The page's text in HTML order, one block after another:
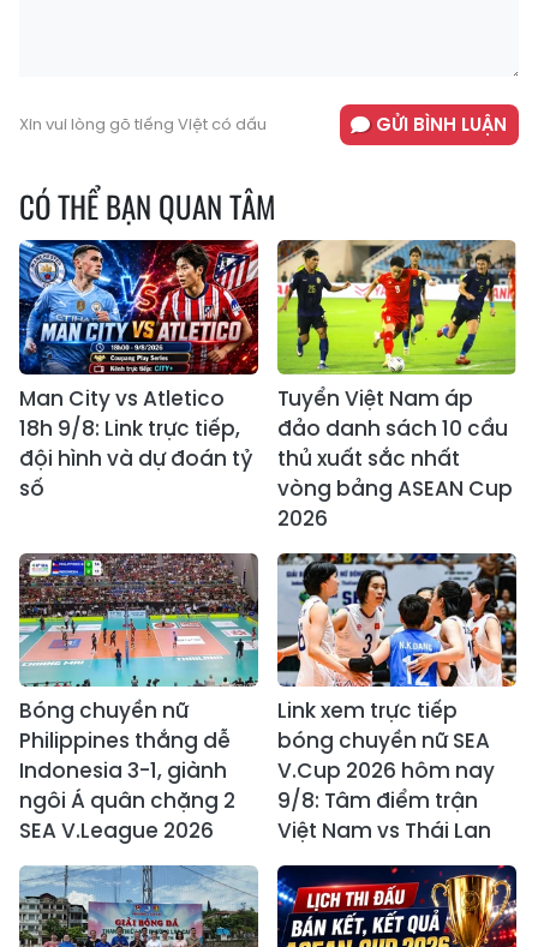
Xin vui lòng gõ tiếng Việt có dấu GỬI BÌNH LUẬN
CÓ THỂ BẠN QUAN TÂM
Man City vs Atletico
18h 9/8: Link trực tiếp,
đội hình và dự đoán tỷ
số
Tuyển Việt Nam áp
đảo danh sách 10 cầu
thủ xuất sắc nhất
vòng bảng ASEAN Cup
2026
Bóng chuyền nữ
Philippines thắng dễ
Indonesia 3-1, giành
ngôi Á quân chặng 2
SEA V.League 2026
Link xem trực tiếp
bóng chuyền nữ SEA
V.Cup 2026 hôm nay
9/8: Tâm điểm trận
Việt Nam vs Thái Lan